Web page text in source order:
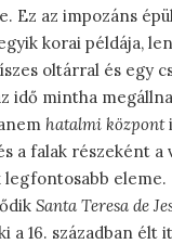
Ez az impozáns
korai példája,
oltárral és egy
idő mintha
hatalmi központ
a falak részeként a
eleme.
Santa Teresa de
a 16. században élt